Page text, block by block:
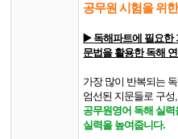
공무원 시험을 위
▶️ 독해파트에 필요한
문법을 활용한 독해
가장 많이 반복되는
엄선된 지문들로 구성,
공무원영어 독해 실
실력을 높여줍니다.